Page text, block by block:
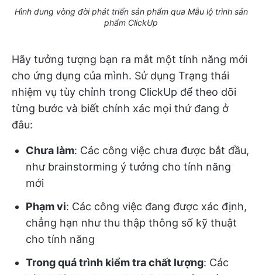
Hình dung vòng đời phát triển sản phẩm qua Mẫu lộ trình sản
phẩm ClickUp
Hãy tưởng tượng bạn ra mắt một tính năng mới
cho ứng dụng của mình. Sử dụng Trạng thái
nhiệm vụ tùy chỉnh trong ClickUp để theo dõi
từng bước và biết chính xác mọi thứ đang ở
đâu:
Chưa làm: Các công việc chưa được bắt đầu,
như brainstorming ý tưởng cho tính năng
mới
Phạm vi: Các công việc đang được xác định,
chẳng hạn như thu thập thông số kỹ thuật
cho tính năng
Trong quá trình kiểm tra chất lượng: Các